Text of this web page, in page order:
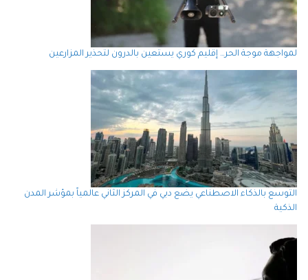
لمواجهة موجة الحر… إقليم كوري يستعين بالدرون لتحذير المزارعين
التوسع بالذكاء الاصطناعي يضع دبي في المركز الثاني عالمياً بمؤشر المدن
الذكية